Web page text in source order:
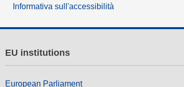
Informativa sull'accessibilità
EU institutions
European Parliament